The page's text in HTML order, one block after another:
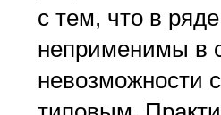
с тем, что в
неприменимы в
невозможности